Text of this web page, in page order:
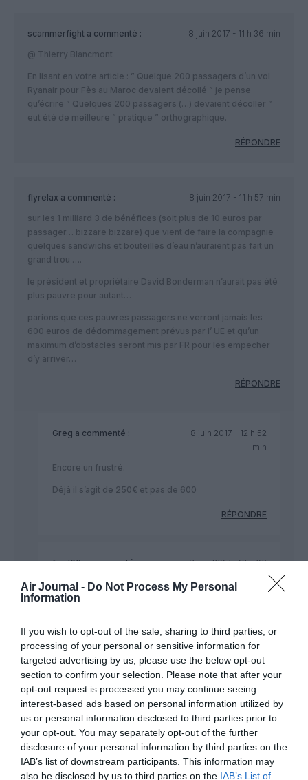
Air Journal - Do Not Process My Personal
Information
If you wish to opt-out of the sale, sharing to third parties, or
processing of your personal or sensitive information for
targeted advertising by us, please use the below opt-out
section to confirm your selection. Please note that after your
opt-out request is processed you may continue seeing
interest-based ads based on personal information utilized by
us or personal information disclosed to third parties prior to
your opt-out. You may separately opt-out of the further
disclosure of your personal information by third parties on the
IAB’s list of downstream participants. This information may
also be disclosed by us to third parties on the IAB’s List of
scammerfight a commenté :
8 juin 2017 - 11 h 36 min
@ Thierry Blancmont
En lisant en votre article : ” Quelque 200 passagers d’un vol
Ryanair pour Fès au Maroc devaient décollé ” je pense
qu’écrire ” Quelques 200 passagers (…) devaient décoller ”
eut été de meilleure ” pratique ” orthographique.
RÉPONDRE
flyrelax a commenté :
8 juin 2017 - 11 h 57 min
sur les 1 milliard 3 de bénéfices (soit plus de 10 euros par
passager… bizzare bizzare) que vient de faire la compagnie
quelques sandwichs et bouteilles d’eau n’auraient pas fait un
grand trou ….
le président et propriétaire David Bonderman n’aurait pas été
plus pauvre pour autant…
parions que ces pauvres passagers ne verront jamais les
600 euros de dédommagement prévus par l’ UE et qu’un
maximum d’obstacles seront mis par FR pour les empecher
d’y arriver…
RÉPONDRE
Greg a commenté :
8 juin 2017 - 12 h 52
min
Encore un frustré.
Déjà il s’agit de 250€ et pas de 600
RÉPONDRE
fred06a commenté :
8 juin 2017 - 13 h 06
Relaxez vous, votre haine ne vous a pas permis de
” ….Puis tous les passagers ont été pris en charge
par la compagnie aérienne pour aller dîner,….”
RÉPONDRE
Frenchpilot83 a commenté :
Il est écrit que le repas du soir à été payé par la compagnie. Il
y a selon moi une nette amélioration de la politique de gestion